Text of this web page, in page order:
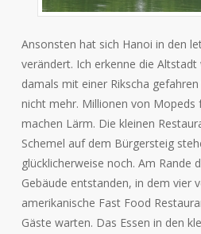
Ansonsten hat sich Hanoi in den
verändert. Ich erkenne die Altstadt
damals mit einer Rikscha
nicht mehr. Millionen von Mopeds
machen Lärm. Die kleinen
Schemel auf dem Bürgersteig
glücklicherweise noch. Am Rande
Gebäude entstanden, in dem vier
amerikanische Fast Food
Gäste warten. Das Essen in den